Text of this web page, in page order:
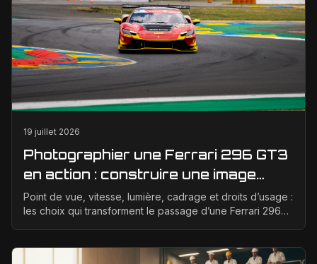
19 juillet 2026
Photographier une Ferrari 296 GT3
en action : construire une image
éditoriale qui raconte la course
Point de vue, vitesse, lumière, cadrage et droits d’usage :
les choix qui transforment le passage d’une Ferrari 296